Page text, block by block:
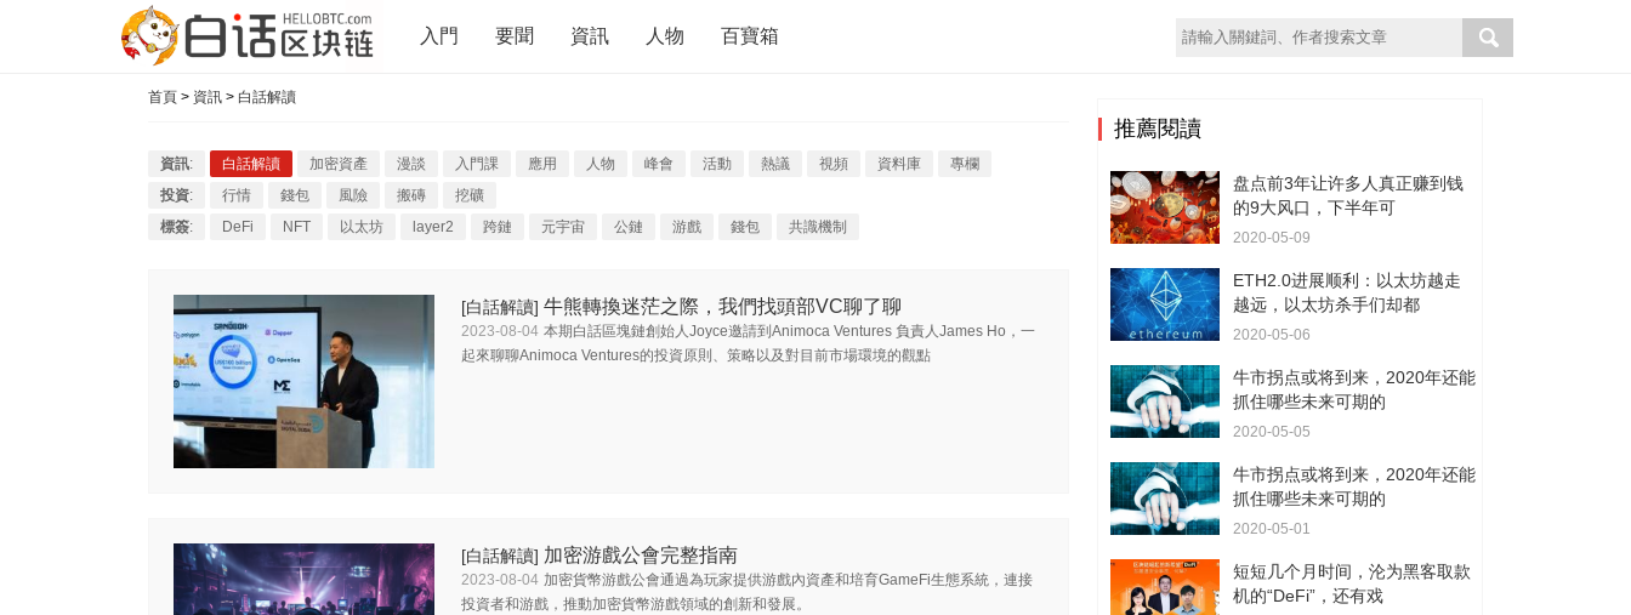
入門 要聞 資訊 人物 百寶箱
首頁 > 資訊 > 白話解讀
資訊: 白話解讀 加密資產 漫談 入門課 應用 人物 峰會 活動 熱議 視頻 資料庫
專欄
投資: 行情 錢包 風險 搬磚
挖礦
標簽: DeFi NFT 以太坊 layer2 跨鏈 元宇宙 公鏈 游戲 錢包 共識機制
[白話解讀] 牛熊轉換迷茫之際，我們找頭部VC聊了聊
2023-08-04 本期白話區塊鏈創始人Joyce邀請到Animoca Ventures 負責人James Ho，一
起來聊聊Animoca Ventures的投資原則、策略以及對目前市場環境的觀點
[白話解讀] 加密游戲公會完整指南
2023-08-04 加密貨幣游戲公會通過為玩家提供游戲內資產和培育GameFi生態系統，連接
投資者和游戲，推動加密貨幣游戲領域的創新和發展。
推薦閱讀
盘点前3年让许多人真正赚到钱
的9大风口，下半年可
2020-05-09
ETH2.0进展顺利：以太坊越走
越远，以太坊杀手们却都
2020-05-06
牛市拐点或将到来，2020年还能
抓住哪些未来可期的
2020-05-05
牛市拐点或将到来，2020年还能
抓住哪些未来可期的
2020-05-01
短短几个月时间，沦为黑客取款
机的“DeFi”，还有戏